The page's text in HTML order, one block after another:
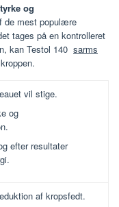
og
de mest populære
tages på en kontrolleret
kan Testol 140 sarms
vil stige.
og
efter resultater
af kropsfedt.